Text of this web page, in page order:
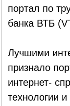
портал по
банка ВТБ
Лучшими
признало
интернет-
технологии